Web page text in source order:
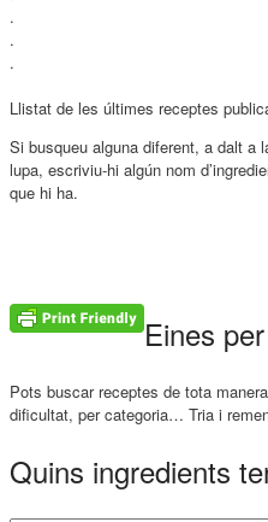
.
.
.
Llistat de les últimes receptes
Si busqueu alguna diferent, a dalt a
lupa, escriviu-hi algún nom
que hi ha.
Eines
Pots buscar receptes de tota
dificultat, per categoria… Tria i
Quins ingredients